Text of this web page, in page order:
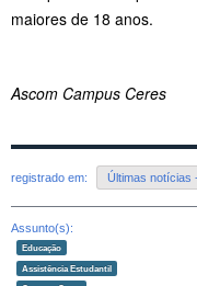
maiores de 18 anos.
Ascom Campus Ceres
registrado em: Últimas notícias
Assunto(s):
Educação
Assistência Estudantil